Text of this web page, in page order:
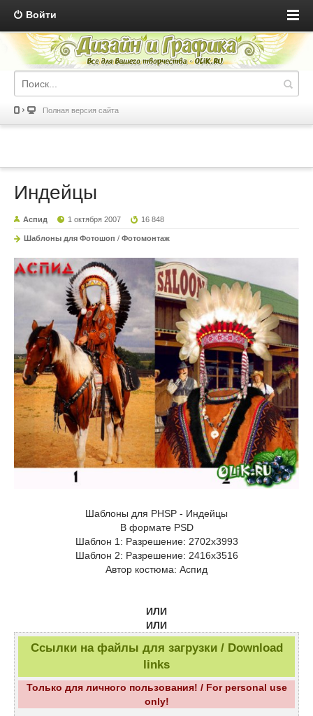
Войти
Полная версия сайта
Индейцы
Аспид 1 октября 2007 16 848
Шаблоны для Фотошоп / Фотомонтаж
Шаблоны для PHSP - Индейцы
В формате PSD
Шаблон 1: Разрешение: 2702x3993
Шаблон 2: Разрешение: 2416x3516
Автор костюма: Аспид
ИЛИ
ИЛИ
Ссылки на файлы для загрузки / Download
links
Только для личного пользования! / For personal use
only!